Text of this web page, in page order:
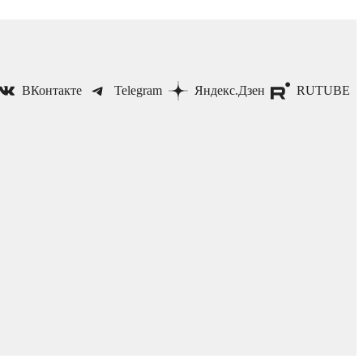
ВКонтакте Telegram Яндекс.Дзен RUTUBE